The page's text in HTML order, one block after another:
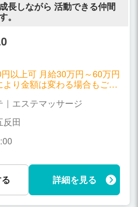
バック+オプションバック）
円+（指名バック+オプショ
） 面接時に再度詳
させて頂きます。
長しながら 活動できる仲間
。
以上可 月給30万円～60万円
より金額は変わる場合もござ
｜エステマッサージ
反田
詳細を見る